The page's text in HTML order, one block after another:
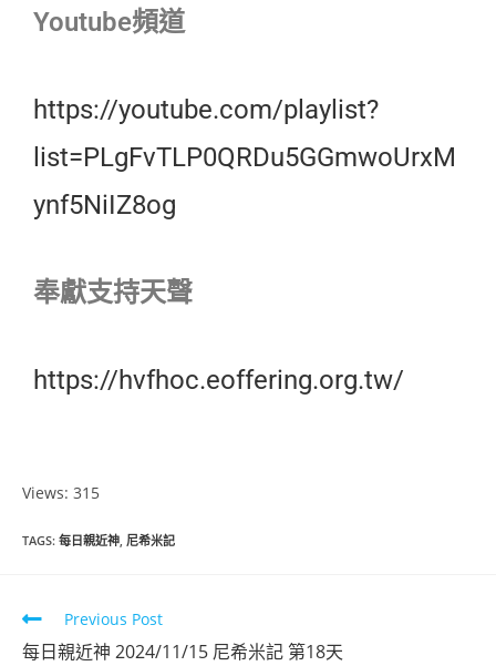
Youtube頻道
https://youtube.com/playlist?
list=PLgFvTLP0QRDu5GGmwoUrxM
ynf5NiIZ8og
奉獻支持天聲
https://hvfhoc.eoffering.org.tw/
Views: 315
TAGS: 每日親近神, 尼希米記
Previous Post
每日親近神 2024/11/15 尼希米記 第18天